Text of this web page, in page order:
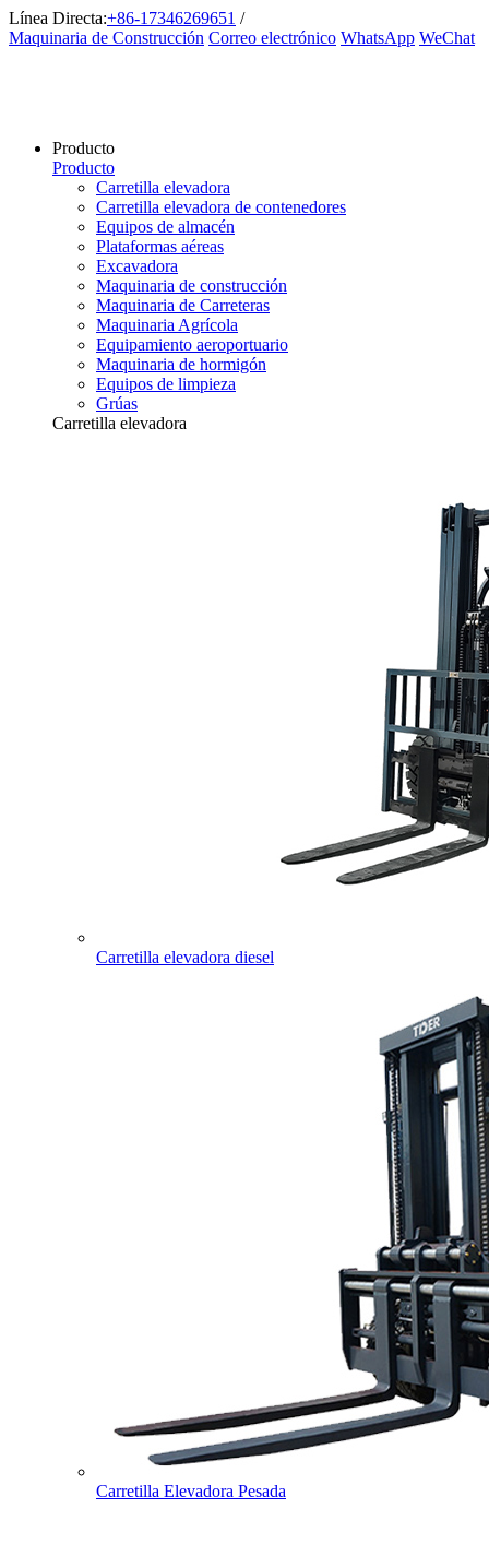
Línea Directa:+86-17346269651 /
Maquinaria de Construcción Correo electrónico WhatsApp WeChat
Producto
Producto
Carretilla elevadora
Carretilla elevadora de contenedores
Equipos de almacén
Plataformas aéreas
Excavadora
Maquinaria de construcción
Maquinaria de Carreteras
Maquinaria Agrícola
Equipamiento aeroportuario
Maquinaria de hormigón
Equipos de limpieza
Grúas
Carretilla elevadora
Carretilla elevadora diesel
Carretilla Elevadora Pesada